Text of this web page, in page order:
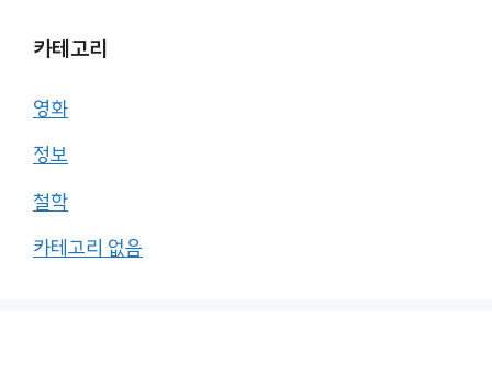
카테고리
영화
정보
철학
카테고리 없음